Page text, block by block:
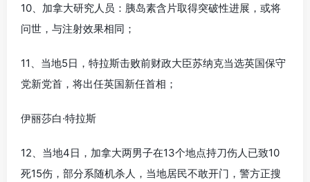
10、加拿大研究人员：胰岛素含片取得突破性进展，或将
问世，与注射效果相同；
11、当地5日，特拉斯击败前财政大臣苏纳克当选英国保守
党新党首，将出任英国新任首相；
伊丽莎白·特拉斯
12、当地4日，加拿大两男子在13个地点持刀伤人已致10
死15伤，部分系随机杀人，当地居民不敢开门，警方正搜